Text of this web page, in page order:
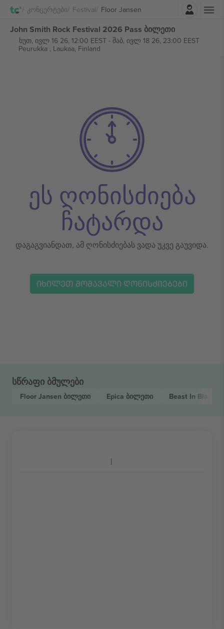
Კონცერტები Festival Floor Jansen
შესვლა
John Smith Rock Festival 2026 Pass ბილეთი
ხუთ, ივლ 16 26, 12:00 EEST- შაბ, ივლ 18 26, 23:00 EEST
Peurukka , Laukaa, Finland
ეს ღონისძიება
ჩატარდა
დაგაგვიანდათ, ამ ღონისძიებას ვადა უკვე გაუვიდა.
ᲘᲮᲘᲚᲔᲗ ᲛᲝᲛᲐᲕᲐᲚᲘ ᲦᲝᲜᲘᲡᲫᲘᲔᲑᲔᲑᲘ
სწრაფი ბმულები
Floor Jansen ბილეთი Epica ბილეთი Beast In Black